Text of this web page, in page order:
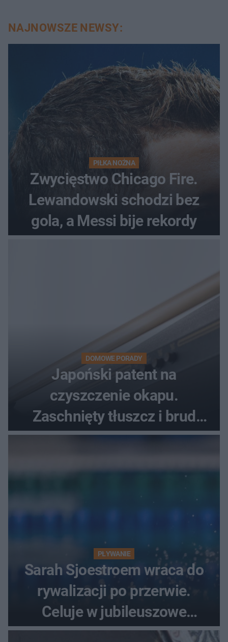
NAJNOWSZE NEWSY:
PIŁKA NOŻNA
Zwycięstwo Chicago Fire.
Lewandowski schodzi bez
gola, a Messi bije rekordy
DOMOWE PORADY
Japoński patent na
czyszczenie okapu.
Zaschnięty tłuszcz i brud
znikną bez szorowania
PŁYWANIE
Sarah Sjoestroem wraca do
rywalizacji po przerwie.
Celuje w jubileuszowe
medale na ME